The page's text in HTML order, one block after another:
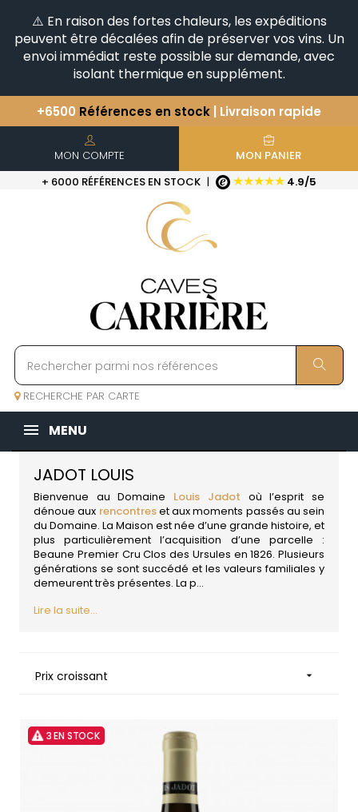
⚠️ En raison des fortes chaleurs, les expéditions
peuvent être décalées afin de préserver vos vins. Un
envoi immédiat reste possible sur demande, avec
isolant thermique en supplément.
Vous avez une question ?
+33(0)345812020
Découvrez notre sélectiond'Horizontales & Verticales
Références en stock | Livraison rapide
MON COMPTE
MON PANIER
+ 6000 RÉFÉRENCES EN STOCK | ★★★★★ 4.9/5
RECHERCHE PAR CARTE
MENU
JADOT LOUIS
Bienvenue au Domaine Louis Jadot où l’esprit se
dénoue aux rencontreset aux moments passés au sein
du Domaine. La Maison est née d’une grande histoire, et
plus particulièrement l’acquisition d’une parcelle :
Beaune Premier Cru Clos des Ursules en 1826. Plusieurs
générations se sont succédé et les valeurs familiales y
demeurent très présentes. La p...
Lire la suite...
Prix croissant 
3 EN STOCK